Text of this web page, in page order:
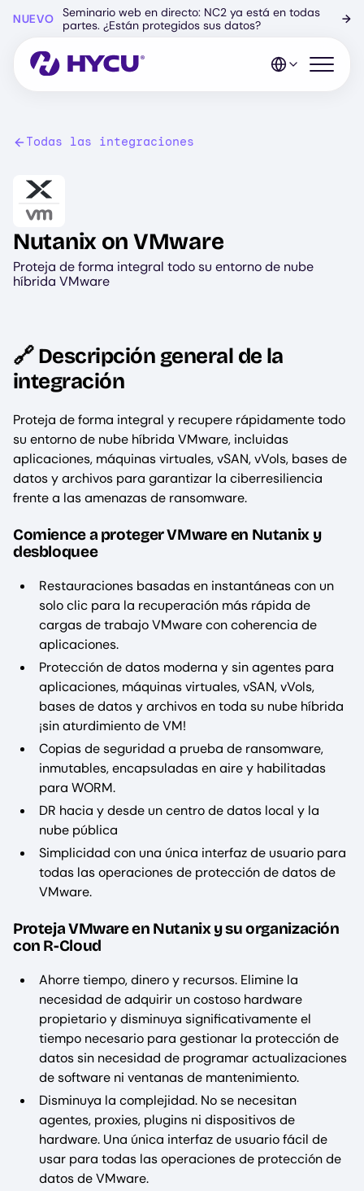
principal
NUEVO
Seminario web en directo: NC2 ya está en todas
partes. ¿Están protegidos sus datos?
→
Abrir el
Todas las integraciones
Image
Nutanix on VMware
Proteja de forma integral todo su entorno de nube
híbrida VMware
🔗 Descripción general de la
integración
Proteja de forma integral y recupere rápidamente todo
su entorno de nube híbrida VMware, incluidas
aplicaciones, máquinas virtuales, vSAN, vVols, bases de
datos y archivos para garantizar la ciberresiliencia
frente a las amenazas de ransomware.
Comience a proteger VMware en Nutanix y
desbloquee
Restauraciones basadas en instantáneas con un
solo clic para la recuperación más rápida de
cargas de trabajo VMware con coherencia de
aplicaciones.
Protección de datos moderna y sin agentes para
aplicaciones, máquinas virtuales, vSAN, vVols,
bases de datos y archivos en toda su nube híbrida
¡sin aturdimiento de VM!
Copias de seguridad a prueba de ransomware,
inmutables, encapsuladas en aire y habilitadas
para WORM.
DR hacia y desde un centro de datos local y la
nube pública
Simplicidad con una única interfaz de usuario para
todas las operaciones de protección de datos de
VMware.
Proteja VMware en Nutanix y su organización
con R-Cloud
Ahorre tiempo, dinero y recursos. Elimine la
necesidad de adquirir un costoso hardware
propietario y disminuya significativamente el
tiempo necesario para gestionar la protección de
datos sin necesidad de programar actualizaciones
de software ni ventanas de mantenimiento.
Disminuya la complejidad. No se necesitan
agentes, proxies, plugins ni dispositivos de
hardware. Una única interfaz de usuario fácil de
usar para todas las operaciones de protección de
datos de VMware.